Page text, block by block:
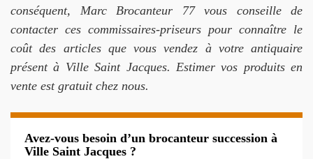
conséquent, Marc Brocanteur 77 vous conseille de
contacter ces commissaires-priseurs pour connaître le
coût des articles que vous vendez à votre antiquaire
présent à Ville Saint Jacques. Estimer vos produits en
vente est gratuit chez nous.
Avez-vous besoin d’un brocanteur succession à
Ville Saint Jacques ?